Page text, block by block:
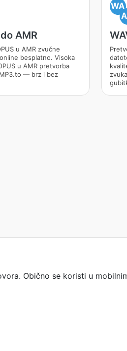
AMR
u AMR zvučne
besplatno. Visoka
u AMR pretvorba
— brz i bez
WA
Obično se koristi u